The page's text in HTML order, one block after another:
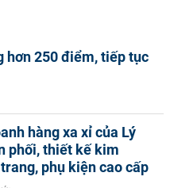
hơn 250 điểm, tiếp tục
hàng xa xỉ của Lý
phối, thiết kế kim
phụ kiện cao cấp